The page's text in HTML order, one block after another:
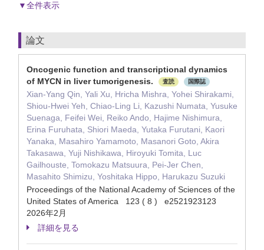
▼全件表示
論文
Oncogenic function and transcriptional dynamics
of MYCN in liver tumorigenesis.
査読 国際誌
Xian-Yang Qin, Yali Xu, Hricha Mishra, Yohei Shirakami,
Shiou-Hwei Yeh, Chiao-Ling Li, Kazushi Numata, Yusuke
Suenaga, Feifei Wei, Reiko Ando, Hajime Nishimura,
Erina Furuhata, Shiori Maeda, Yutaka Furutani, Kaori
Yanaka, Masahiro Yamamoto, Masanori Goto, Akira
Takasawa, Yuji Nishikawa, Hiroyuki Tomita, Luc
Gailhouste, Tomokazu Matsuura, Pei-Jer Chen,
Masahito Shimizu, Yoshitaka Hippo, Harukazu Suzuki
Proceedings of the National Academy of Sciences of the
United States of America 123 ( 8 ) e2521923123
2026年2月
詳細を見る